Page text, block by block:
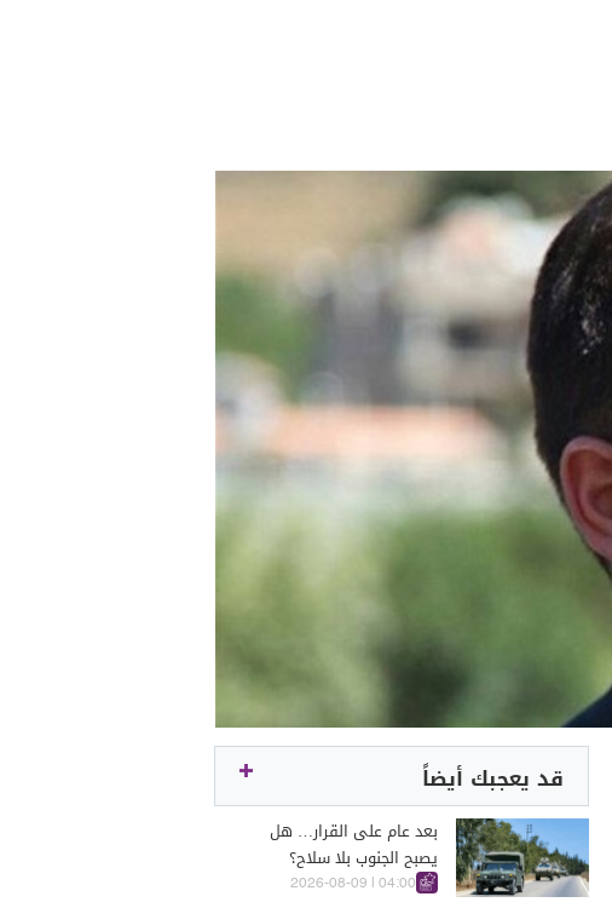
قد يعجبك أيضاً
بعد عام على القرار… هل
يصبح الجنوب بلا سلاح؟
04:00 | 2026-08-09